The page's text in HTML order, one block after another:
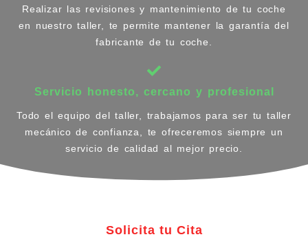
Realizar las revisiones y mantenimiento de tu coche
en nuestro taller, te permite mantener la garantía del
fabricante de tu coche.
Servicio honesto, cercano y profesional
Todo el equipo del taller, trabajamos para ser tu taller
mecánico de confianza, te ofreceremos siempre un
servicio de calidad al mejor precio.
Solicita tu Cita